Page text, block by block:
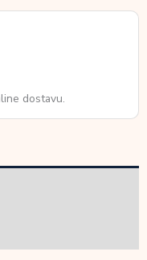
dostavu.